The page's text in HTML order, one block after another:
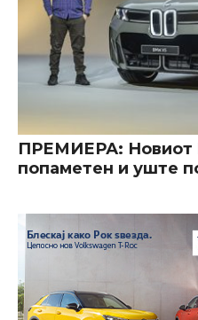
ПРЕМИЕРА: Новиот
попаметен и уште